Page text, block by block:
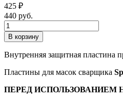
425 ₽
440 руб.
Внутренняя защитная пластина
Пластины для масок сварщика
ПЕРЕД